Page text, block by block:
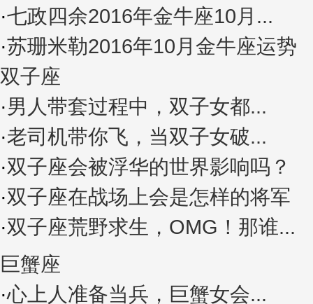
·七政四余2016年金牛座10月...
·苏珊米勒2016年10月金牛座运势
双子座
·男人带套过程中，双子女都...
·老司机带你飞，当双子女破...
·双子座会被浮华的世界影响吗？
·双子座在战场上会是怎样的将军
·双子座荒野求生，OMG！那谁...
巨蟹座
·心上人准备当兵，巨蟹女会...